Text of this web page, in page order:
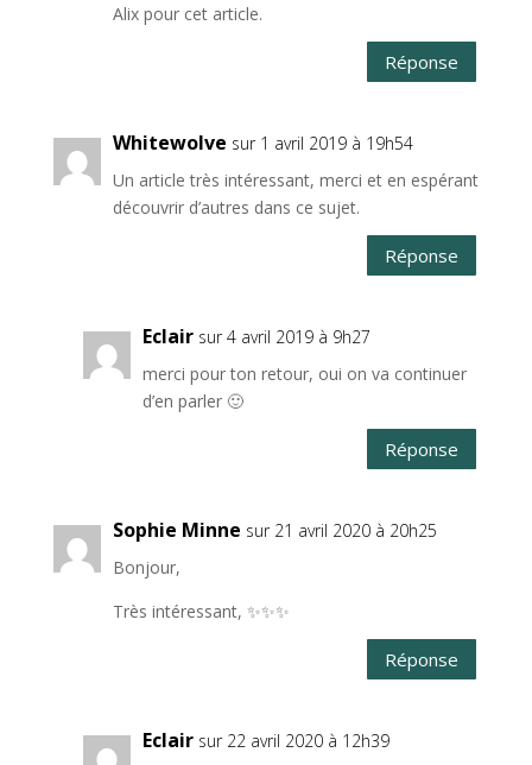
Alix pour cet article.
Réponse
Whitewolve sur 1 avril 2019 à 19h54
Un article très intéressant, merci et en espérant
découvrir d’autres dans ce sujet.
Réponse
Eclair sur 4 avril 2019 à 9h27
merci pour ton retour, oui on va continuer
d’en parler 🙂
Réponse
Sophie Minne sur 21 avril 2020 à 20h25
Bonjour,
Très intéressant, ✨✨✨
Réponse
Eclair sur 22 avril 2020 à 12h39